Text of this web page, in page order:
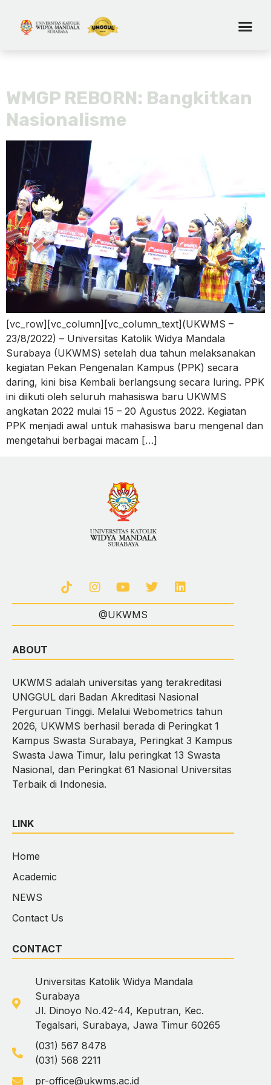
WMGP REBORN: Bangkitkan
Nasionalisme
[vc_row][vc_column][vc_column_text](UKWMS –
23/8/2022) – Universitas Katolik Widya Mandala
Surabaya (UKWMS) setelah dua tahun melaksanakan
kegiatan Pekan Pengenalan Kampus (PPK) secara
daring, kini bisa Kembali berlangsung secara luring. PPK
ini diikuti oleh seluruh mahasiswa baru UKWMS
angkatan 2022 mulai 15 – 20 Agustus 2022. Kegiatan
PPK menjadi awal untuk mahasiswa baru mengenal dan
mengetahui berbagai macam […]
@UKWMS
ABOUT
UKWMS adalah universitas yang terakreditasi
UNGGUL dari Badan Akreditasi Nasional
Perguruan Tinggi. Melalui Webometrics tahun
2026, UKWMS berhasil berada di Peringkat 1
Kampus Swasta Surabaya, Peringkat 3 Kampus
Swasta Jawa Timur, lalu peringkat 13 Swasta
Nasional, dan Peringkat 61 Nasional Universitas
Terbaik di Indonesia.
LINK
Home
Academic
NEWS
Contact Us
CONTACT
Universitas Katolik Widya Mandala
Surabaya
Jl. Dinoyo No.42-44, Keputran, Kec.
Tegalsari, Surabaya, Jawa Timur 60265
(031) 567 8478
(031) 568 2211
pr-office@ukwms.ac.id